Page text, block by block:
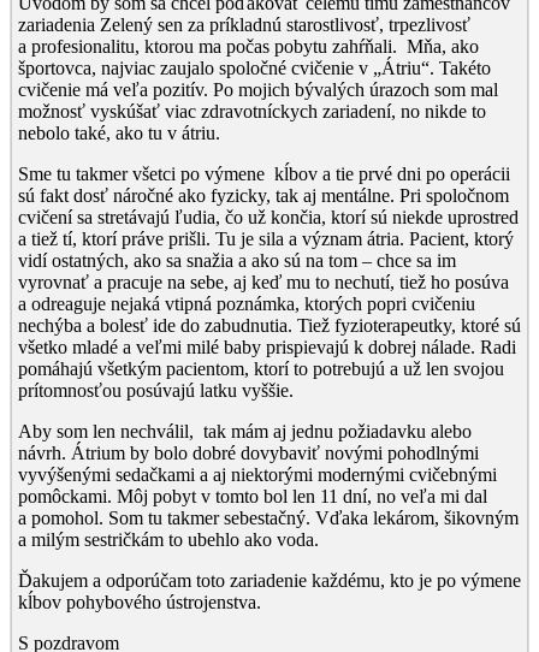
zariadenia Zelený sen za príkladnú starostlivosť, trpezlivosť
a profesionalitu, ktorou ma počas pobytu zahŕňali. Mňa, ako
športovca, najviac zaujalo spoločné cvičenie v „Átriu“. Takéto
cvičenie má veľa pozitív. Po mojich bývalých úrazoch som mal
možnosť vyskúšať viac zdravotníckych zariadení, no nikde to
nebolo také, ako tu v átriu.
Sme tu takmer všetci po výmene kĺbov a tie prvé dni po operácii
sú fakt dosť náročné ako fyzicky, tak aj mentálne. Pri spoločnom
cvičení sa stretávajú ľudia, čo už končia, ktorí sú niekde uprostred
a tiež tí, ktorí práve prišli. Tu je sila a význam átria. Pacient, ktorý
vidí ostatných, ako sa snažia a ako sú na tom – chce sa im
vyrovnať a pracuje na sebe, aj keď mu to nechutí, tiež ho posúva
a odreaguje nejaká vtipná poznámka, ktorých popri cvičeniu
nechýba a bolesť ide do zabudnutia. Tiež fyzioterapeutky, ktoré sú
všetko mladé a veľmi milé baby prispievajú k dobrej nálade. Radi
pomáhajú všetkým pacientom, ktorí to potrebujú a už len svojou
prítomnosťou posúvajú latku vyššie.
Aby som len nechválil, tak mám aj jednu požiadavku alebo
návrh. Átrium by bolo dobré dovybaviť novými pohodlnými
vyvýšenými sedačkami a aj niektorými modernými cvičebnými
pomôckami. Môj pobyt v tomto bol len 11 dní, no veľa mi dal
a pomohol. Som tu takmer sebestačný. Vďaka lekárom, šikovným
a milým sestričkám to ubehlo ako voda.
Ďakujem a odporúčam toto zariadenie každému, kto je po výmene
kĺbov pohybového ústrojenstva.
S pozdravom